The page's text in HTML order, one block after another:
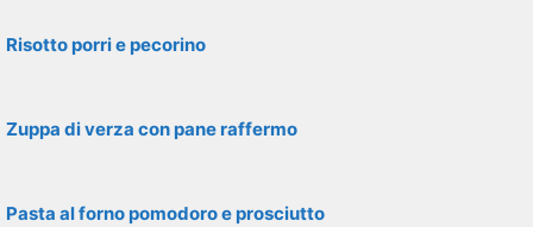
Risotto porri e pecorino
Zuppa di verza con pane raffermo
Pasta al forno pomodoro e prosciutto